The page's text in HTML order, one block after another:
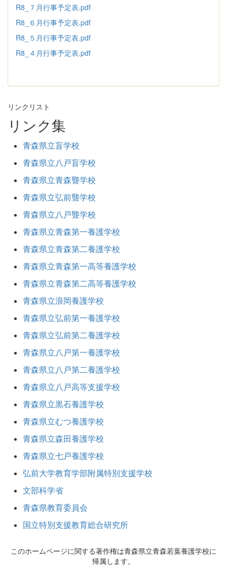
R8_７月行事予定表.pdf
R8_６月行事予定表.pdf
R8_５月行事予定表.pdf
R8_４月行事予定表.pdf
リンクリスト
リンク集
青森県立盲学校
青森県立八戸盲学校
青森県立青森聾学校
青森県立弘前聾学校
青森県立八戸聾学校
青森県立青森第一養護学校
青森県立青森第二養護学校
青森県立青森第一高等養護学校
青森県立青森第二高等養護学校
青森県立浪岡養護学校
青森県立弘前第一養護学校
青森県立弘前第二養護学校
青森県立八戸第一養護学校
青森県立八戸第二養護学校
青森県立八戸高等支援学校
青森県立黒石養護学校
青森県立むつ養護学校
青森県立森田養護学校
青森県立七戸養護学校
弘前大学教育学部附属特別支援学校
文部科学省
青森県教育委員会
国立特別支援教育総合研究所
このホームページに関する著作権は青森県立青森若葉養護学校に
帰属します。